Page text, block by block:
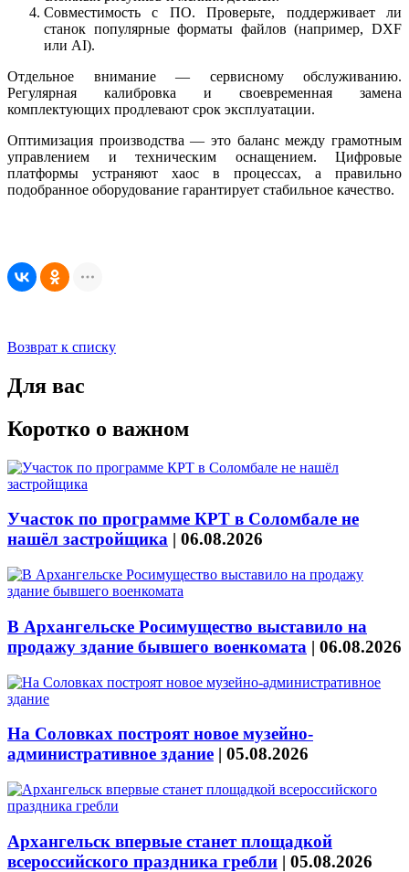
Совместимость с ПО. Проверьте, поддерживает ли
станок популярные форматы файлов (например, DXF
или AI).
Отдельное внимание — сервисному обслуживанию.
Регулярная калибровка и своевременная замена
комплектующих продлевают срок эксплуатации.
Оптимизация производства — это баланс между грамотным
управлением и техническим оснащением. Цифровые
платформы устраняют хаос в процессах, а правильно
подобранное оборудование гарантирует стабильное качество.
Возврат к списку
Для вас
Коротко о важном
Участок по программе КРТ в Соломбале не
нашёл застройщика | 06.08.2026
В Архангельске Росимущество выставило на
продажу здание бывшего военкомата | 06.08.2026
На Соловках построят новое музейно-
административное здание | 05.08.2026
Архангельск впервые станет площадкой
всероссийского праздника гребли | 05.08.2026